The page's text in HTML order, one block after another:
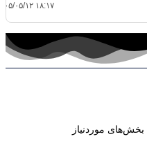
۱۴۰۵/۰۵/۱۲
بخش‌های موردنیاز